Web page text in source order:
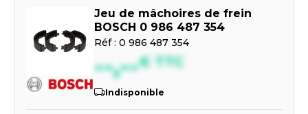
Jeu de mâchoires de frein
BOSCH 0 986 487 354
Réf : 0 986 487 354
--,--€ TTC
Indisponible